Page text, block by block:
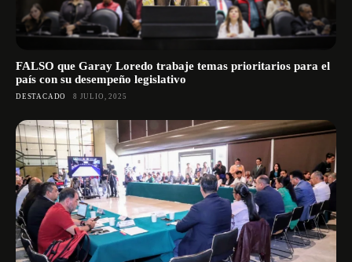
FALSO que Garay Loredo trabaje temas prioritarios para el
país con su desempeño legislativo
DESTACADO 8 JULIO, 2025